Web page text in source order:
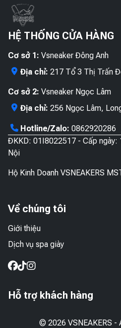
HỆ THỐNG CỬA HÀNG
Cơ sở 1: Vsneaker Đông Anh
Địa chỉ: 217 Tổ 3 Thị Trấn
Cơ sở 2: Vsneaker Ngọc Lâm
Địa chỉ: 256 Ngọc Lâm,
Hotline/Zalo: 0862920286
ĐKKD: 01I8022517 - Cấp
Nội
Hộ Kinh Doanh VSNEAKERS
Về chúng tôi
Giới thiệu
Dịch vụ spa giày
Hỗ trợ khách hàng
© 2026 VSNEAKERS -